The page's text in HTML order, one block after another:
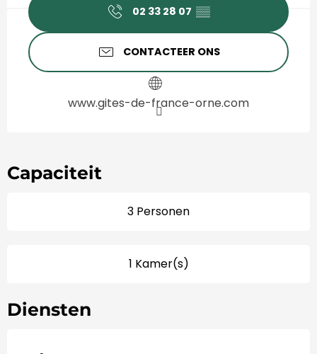
02 33 28 07 ▒▒
CONTACTEER ONS
www.gites-de-france-orne.com
Capaciteit
3 Personen
1 Kamer(s)
Diensten